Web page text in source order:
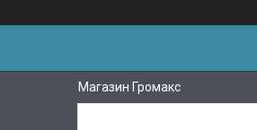
Магазин Громакс